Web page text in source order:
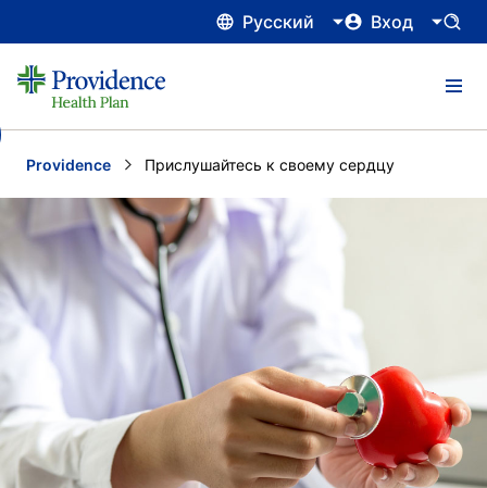
Русский Вход
Providence Current:
Прислушайтесь к своему сердцу